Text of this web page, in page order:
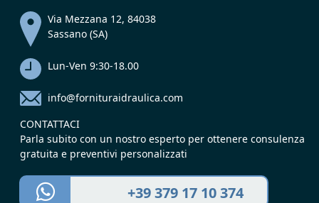
Via Mezzana 12, 84038
Sassano (SA)
Lun-Ven 9:30-18.00
info@fornituraidraulica.com
CONTATTACI
Parla subito con un nostro esperto per ottenere consulenza
gratuita e preventivi personalizzati
+39 379 17 10 374